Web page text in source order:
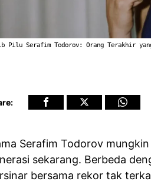
Pilu Serafim Todorov: Orang Terakhir
Serafim Todorov
sekarang. Berbeda
bersama rekor tak